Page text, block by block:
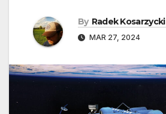
By Radek Kosarzycki
MAR 27, 2024